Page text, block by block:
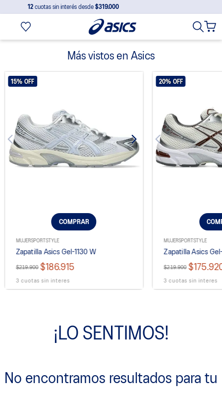
12 cuotas sin interés desde $319.000
Más vistos en Asics
COMPRAR
MUJERSPORTSTYLE
Zapatilla Asics Gel-1130 W
$219.900 $186.915
15% OFF
3 cuotas sin interes
MUJERSPORTSTYLE
Zapatilla Asics
$219.900
20% OFF
3 cuotas sin interes
¡LO SENTIMOS!
No encontramos resultados para tu